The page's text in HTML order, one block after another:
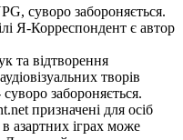
суворо забороняється.
Я-Корреспондент є автор
та відтворення
творів
забороняється.
призначені для осіб
азартних іграх може